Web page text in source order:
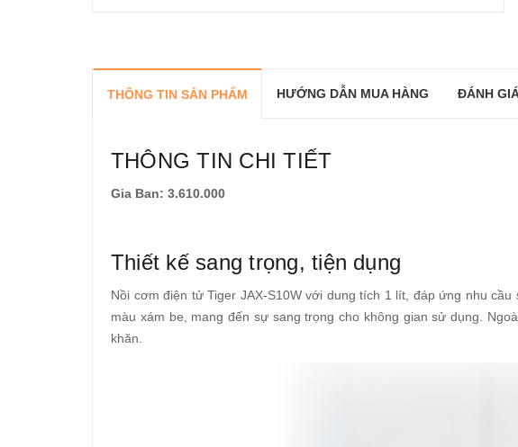
THÔNG TIN SẢN PHẨM HƯỚNG DẪN MUA HÀNG ĐÁNH
THÔNG TIN CHI TIẾT
Gia Ban: 3.610.000
Thiết kế sang trọng, tiện dụng
Nồi cơm điện tử Tiger JAX-S10W với dung tích 1 lít, đáp ứng nhu
màu xám be, mang đến sự sang trọng cho không gian sử dụng.
khăn.